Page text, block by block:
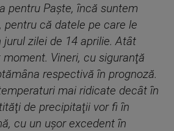
pentru Paşte, încă suntem
pentru că datele pe care le
zilei de 14 aprilie. Atât
Vineri, cu siguranţă
respectivă în prognoză.
mai ridicate decât în
de precipitaţii vor fi în
cu un uşor excedent în